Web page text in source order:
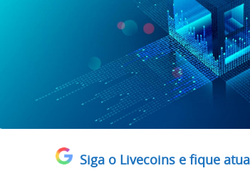
Siga o Livecoins e fique